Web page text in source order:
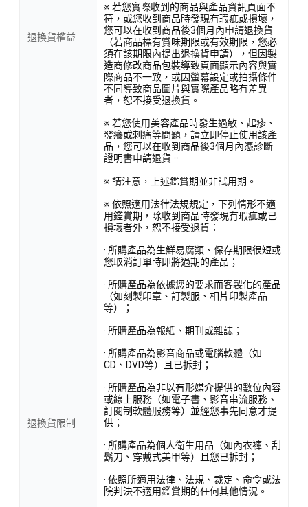
退換貨權益
※ 若您實際收到的商品與產品資訊頁面不
符，或您收到商品時發現有瑕疵或損壞，
您可以在收到商品後3個月內申請退換貨
（若商品標有賞味期限或有效期限，您必
須在該期限內提出退換貨申請），但因製
造商修改商品包裝導致頁面顯示內容與實
際商品不一致，或因螢幕設定或拍攝條件
不同導致商品圖片與實際產品略有差異
者，恕不接受退換貨。
※ 若您使用美容產品時發生過敏、起疹、
發癢或刺痛等問題，請立即停止使用該產
品，您可以在收到商品後3個月內憑診斷
證明書申請退貨。
退換貨限制
※ 請注意，上述鑑賞期並非試用期。
※ 依照適用法律法規規定，下列情形不適
用鑑賞期，除收到商品時發現有瑕疵或已
損壞者外，恕不接受退貨：
· 所購產品為生鮮易腐類、保存期限很短或
您取消訂單時即將過期的產品；
· 所購產品為依據您的要求而客製化的產品
（如刻製印章、訂製服、相片印製產品
等）；
· 所購產品為報紙、期刊或雜誌；
· 所購產品為影音商品或電腦軟體（如
CD、DVD等）且已拆封；
· 所購產品為非以有形媒介提供的數位內容
或線上服務（如電子書、影音串流服務、
訂閱制軟體服務等）並經您事先同意才提
供；
· 所購產品為個人衛生用品（如內衣褲、刮
鬍刀、穿戴式美甲等）且您已拆封；
· 依照所適用法律、法規、裁定、命令或法
院判決不適用鑑賞期的任何其他情況。